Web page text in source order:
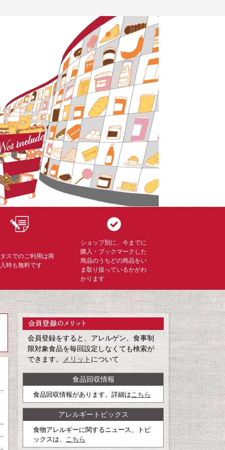
スでのご利用は商
時も無料です
ショップ別に、今までに
購入・ブックマークした
商品のうちどの商品をい
ま取り扱っているかがわ
かります
会員登録をすると、アレルゲン、食事制
限対象食品を毎回設定しなくても検索が
できます。メリットについて
食品回収情報
食品回収情報があります。詳細は こちら
アレルギートピックス
食物アレルギーに関するニュース、トピ
ックスは、
こちら